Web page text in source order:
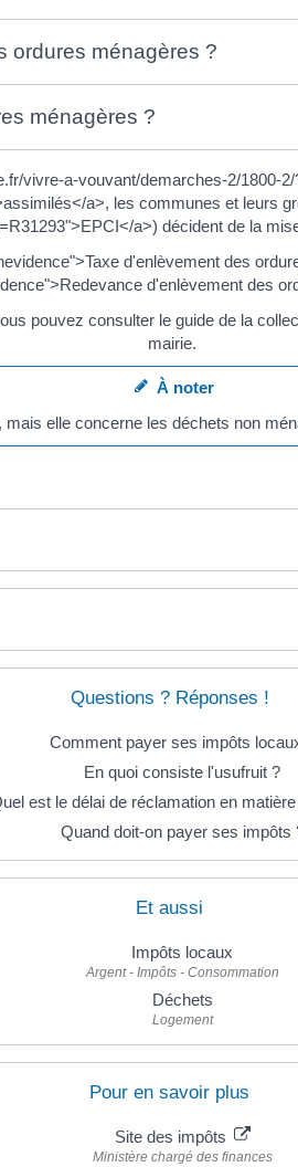
ordures ménagères ?
ménagères ?
vivre-a-vouvant/demarches-2/
a>, les communes et leurs
a>) décident de la
d'enlèvement des
d'enlèvement des
pouvez consulter le guide de la
mairie.
À noter
elle concerne les déchets non
Questions ? Réponses !
Comment payer ses impôts
En quoi consiste l'usufruit ?
est le délai de réclamation en
Quand doit-on payer ses impôts
Et aussi
Impôts locaux
Argent - Impôts - Consommation
Déchets
Logement
Pour en savoir plus
Site des impôts
Ministère chargé des finances